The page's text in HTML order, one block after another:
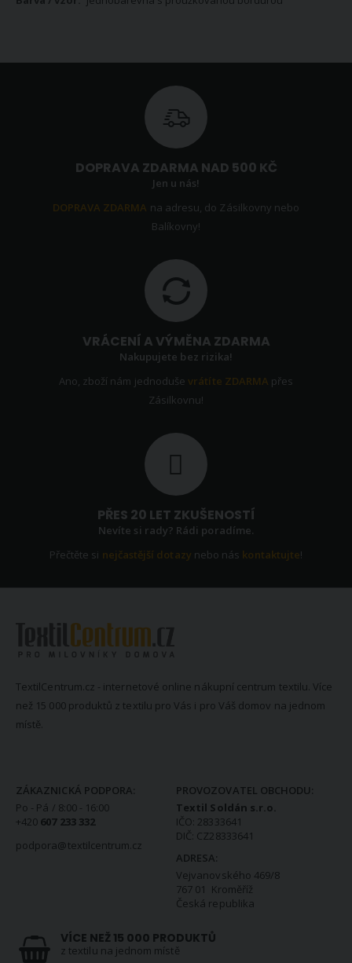
DOPRAVA ZDARMA NAD 500 KČ
Jen u nás!
DOPRAVA ZDARMA na adresu, do Zásilkovny nebo
Balíkovny!
VRÁCENÍ A VÝMĚNA ZDARMA
Nakupujete bez rizika!
Ano, zboží nám jednoduševrátíte ZDARMA přes
Zásilkovnu!
PŘES 20 LET ZKUŠENOSTÍ
Nevíte si rady? Rádi poradíme.
Přečtěte si nejčastější dotazy nebo nás kontaktujte!
TextilCentrum.cz - internetové online nákupní centrum textilu. Více
než 15 000 produktů z textilu pro Vás i pro Váš domov na jednom
místě.
ZÁKAZNICKÁ PODPORA:
Po - Pá / 8:00 - 16:00
+420 607 233 332
podpora@textilcentrum.cz
PROVOZOVATEL OBCHODU:
Textil Soldán s.r.o.
IČO: 28333641
DIČ: CZ28333641
ADRESA:
Vejvanovského 469/8
767 01 Kroměříž
Česká republika
VÍCE NEŽ 15 000 PRODUKTŮ
z textilu na jednom místě